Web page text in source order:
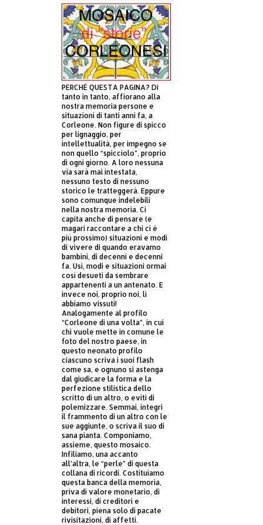
PERCHÈ QUESTA PAGINA? Di
tanto in tanto, affiorano alla
nostra memoria persone e
situazioni di tanti anni fa, a
Corleone. Non figure di spicco
per lignaggio, per
intellettualità, per impegno se
non quello “spicciolo”, proprio
di ogni giorno. A loro nessuna
via sarà mai intestata,
nessuno testo di nessuno
storico le tratteggerà. Eppure
sono comunque indelebili
nella nostra memoria. Ci
capita anche di pensare (e
magari raccontare a chi ci è
più prossimo) situazioni e modi
di vivere di quando eravamo
bambini, di decenni e decenni
fa. Usi, modi e situazioni ormai
così desueti da sembrare
appartenenti a un antenato. E
invece noi, proprio noi, li
abbiamo vissuti!
Analogamente al profilo
“Corleone di una volta”, in cui
chi vuole mette in comune le
foto del nostro paese, in
questo neonato profilo
ciascuno scriva i suoi flash
come sa, e ognuno si astenga
dal giudicare la forma e la
perfezione stilistica dello
scritto di un altro, o eviti di
polemizzare. Semmai, integri
il frammento di un altro con le
sue aggiunte, o scriva il suo di
sana pianta. Componiamo,
assieme, questo mosaico.
Infiliamo, una accanto
all’altra, le “perle” di questa
collana di ricordi. Costituiamo
questa banca della memoria,
priva di valore monetario, di
interessi, di creditori e
debitori, piena solo di pacate
rivisitazioni, di affetti.